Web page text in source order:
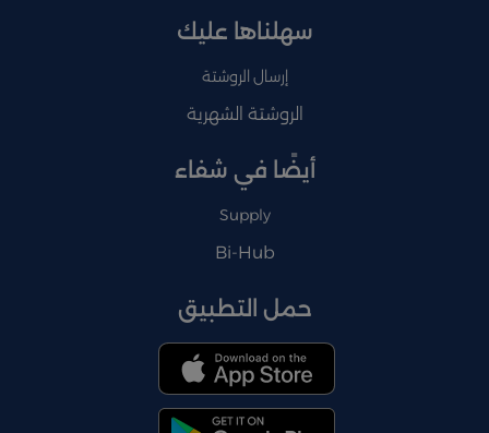
سهلناها عليك
إرسال الروشتة
الروشتة الشهرية
أيضًا في شفاء
Supply
Bi-Hub
حمل التطبيق